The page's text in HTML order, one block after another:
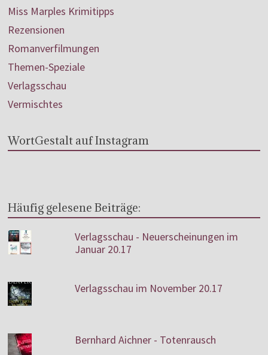
Miss Marples Krimitipps
Rezensionen
Romanverfilmungen
Themen-Speziale
Verlagsschau
Vermischtes
WortGestalt auf Instagram
Häufig gelesene Beiträge:
Verlagsschau - Neuerscheinungen im
Januar 20.17
Verlagsschau im November 20.17
Bernhard Aichner - Totenrausch